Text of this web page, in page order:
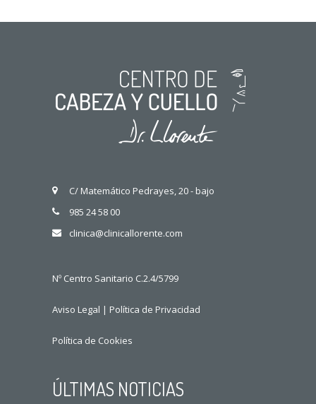
C/ Matemático Pedrayes, 20 - bajo
985 24 58 00
clinica@clinicallorente.com
Nº Centro Sanitario C.2.4/5799
Aviso Legal | Política de Privacidad
Política de Cookies
ÚLTIMAS NOTICIAS